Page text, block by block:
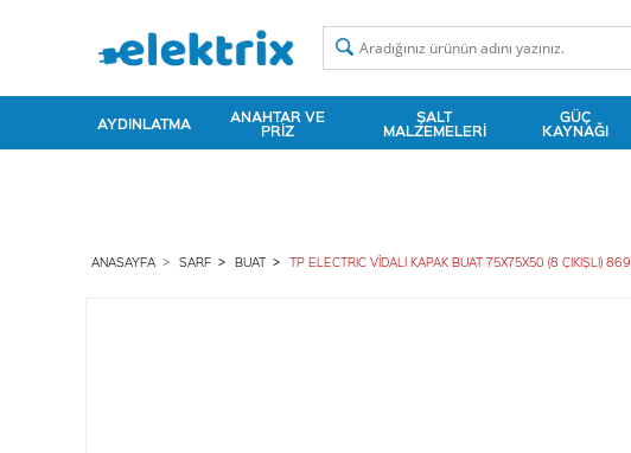
AYDINLATMA ANAHTAR VE
PRIZ
ŞALT
MALZEMELERI
GÜÇ
KAYNAĞI
ANASAYFA SARF BUAT TP ELECTRIC VİDALI KAPAK BUAT 75X75X50 (8 ÇIKIŞLI)